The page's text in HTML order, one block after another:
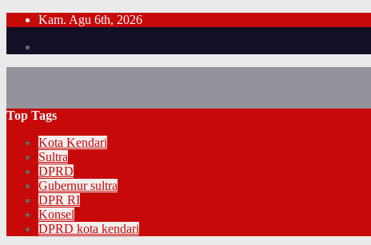
Skip
content
Kam. Agu 6th, 2026
Top Tags
Kota Kendari
Sultra
DPRD
Gubernur sultra
DPR RI
Konsel
DPRD kota kendari